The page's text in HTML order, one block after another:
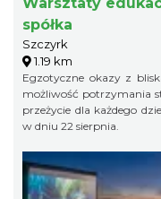
spółka
Szczyrk
1.19 km
Egzotyczne okazy z
możliwość potrzymania
przeżycie dla każdego
w dniu 22 sierpnia.